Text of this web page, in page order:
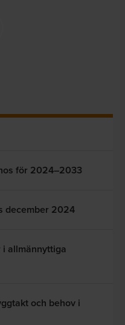
för 2024–2033
december 2024
allmännyttiga
och behov i